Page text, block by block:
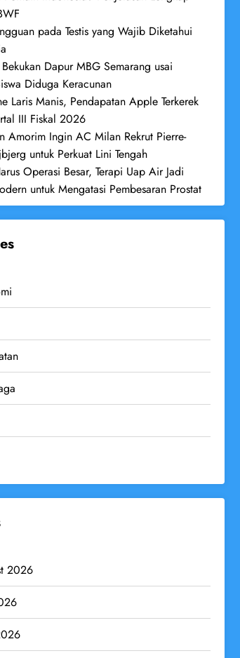
pada Testis yang Wajib Diketahui
Dapur MBG Semarang usai
Diduga Keracunan
Laris Manis, Pendapatan Apple Terkerek
III Fiskal 2026
Amorim Ingin AC Milan Rekrut Pierre-
untuk Perkuat Lini Tengah
Operasi Besar, Terapi Uap Air Jadi
untuk Mengatasi Pembesaran Prostat
2026